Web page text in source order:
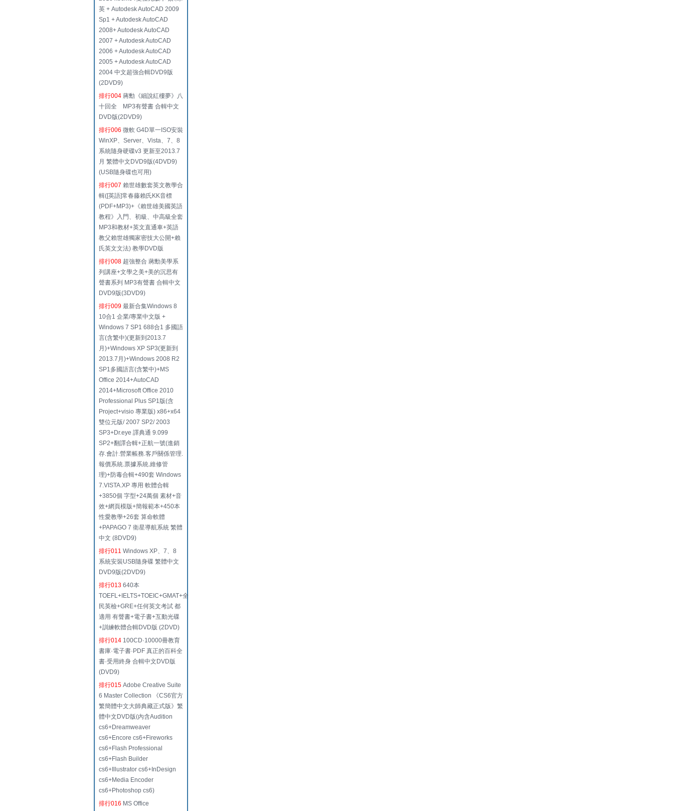
英 + Autodesk AutoCAD 2009
Sp1 + Autodesk AutoCAD
2008+ Autodesk AutoCAD
2007 + Autodesk AutoCAD
2006 + Autodesk AutoCAD
2005 + Autodesk AutoCAD
2004 中文超強合輯DVD9版
(2DVD9)
排行004 蔣勳《細說紅樓夢》八
十回全 MP3有聲書 合輯中文
DVD版(2DVD9)
排行006 微軟 G4D單一ISO安裝
WinXP、Server、Vista、7、8
系統隨身硬碟v3 更新至2013.7
月 繁體中文DVD9版(4DVD9)
(USB隨身碟也可用)
排行007 賴世雄數套英文教學合
輯([英語]常春藤賴氏KK音標
(PDF+MP3)+《賴世雄美國英語
教程》入門、初級、中高級全套
MP3和教材+英文直通車+英語
教父賴世雄獨家密技大公開+賴
氏英文文法) 教學DVD版
排行008 超強整合 蔣勳美學系
列講座+文學之美+美的沉思有
聲書系列 MP3有聲書 合輯中文
DVD9版(3DVD9)
排行009 最新合集Windows 8
10合1 企業/專業中文版 +
Windows 7 SP1 688合1 多國語
言(含繁中)(更新到2013.7
月)+Windows XP SP3(更新到
2013.7月)+Windows 2008 R2
SP1多國語言(含繁中)+MS
Office 2014+AutoCAD
2014+Microsoft Office 2010
Professional Plus SP1版(含
Project+visio 專業版) x86+x64
雙位元版/ 2007 SP2/ 2003
SP3+Dr.eye 譯典通 9.099
SP2+翻譯合輯+正航一號(進銷
存.會計.營業帳務.客戶關係管理.
報價系統.票據系統.維修管
理)+防毒合輯+490套 Windows
7.VISTA.XP 專用 軟體合輯
+3850個 字型+24萬個 素材+音
效+網頁模版+簡報範本+450本
性愛教學+26套 算命軟體
+PAPAGO 7 衛星導航系統 繁體
中文 (8DVD9)
排行011 Windows XP、7、8
系統安裝USB隨身碟 繁體中文
DVD9版(2DVD9)
排行013 640本
TOEFL+IELTS+TOEIC+GMAT+全
民英檢+GRE+任何英文考試 都
適用 有聲書+電子書+互動光碟
+訓練軟體合輯DVD版 (2DVD)
排行014 100CD·10000冊教育
書庫·電子書·PDF 真正的百科全
書·受用終身 合輯中文DVD版
(DVD9)
排行015 Adobe Creative Suite
6 Master Collection 《CS6官方
繁簡體中文大師典藏正式版》繁
體中文DVD版(內含Audition
cs6+Dreamweaver
cs6+Encore cs6+Fireworks
cs6+Flash Professional
cs6+Flash Builder
cs6+Illustrator cs6+InDesign
cs6+Media Encoder
cs6+Photoshop cs6)
排行016 MS Office